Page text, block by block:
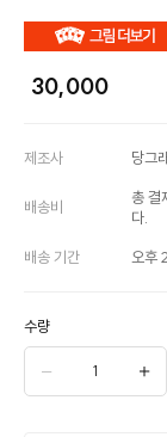
30,000
제조사 당그
배송비
총
다.
배송 기간 오후
수량